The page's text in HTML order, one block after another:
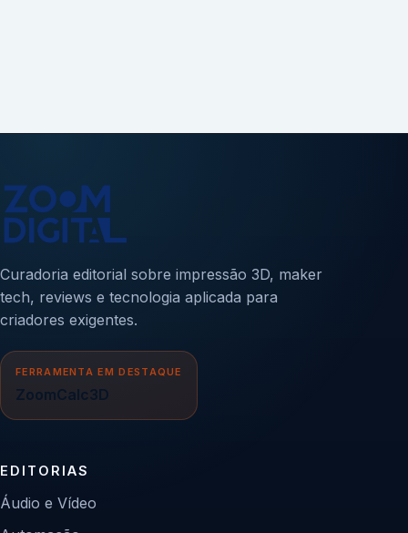
Curadoria editorial sobre impressão 3D, maker
tech, reviews e tecnologia aplicada para
criadores exigentes.
FERRAMENTA EM DESTAQUE
ZoomCalc3D
EDITORIAS
Áudio e Vídeo